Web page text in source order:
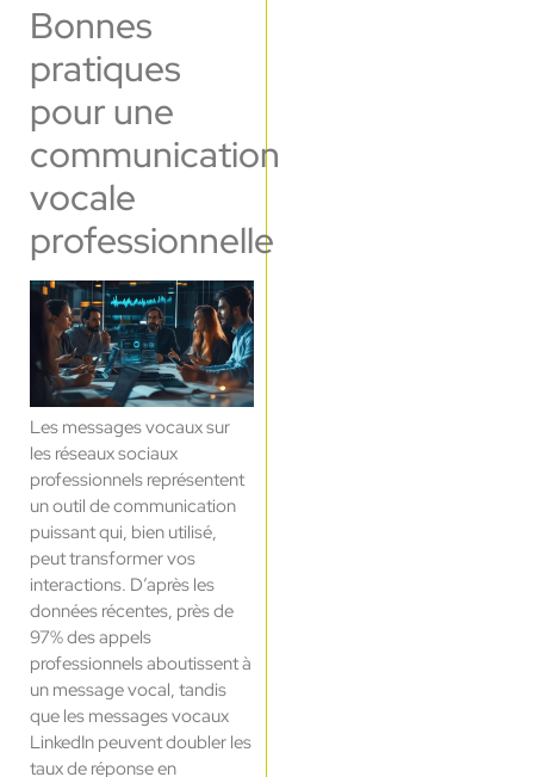
Bonnes
pratiques
pour une
communication
vocale
professionnelle
Les messages vocaux sur
les réseaux sociaux
professionnels représentent
un outil de communication
puissant qui, bien utilisé,
peut transformer vos
interactions. D’après les
données récentes, près de
97% des appels
professionnels aboutissent à
un message vocal, tandis
que les messages vocaux
LinkedIn peuvent doubler les
taux de réponse en